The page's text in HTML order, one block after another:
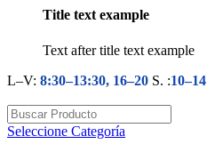
Title text example
Text after title text example
L–V: 8:30–13:30, 16–20 S. :10–14
Seleccione Categoría